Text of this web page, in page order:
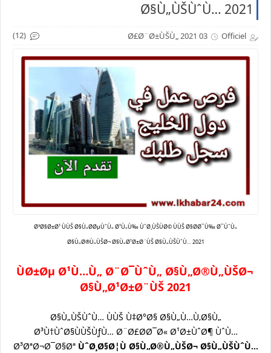
Ø§Ù„ÙŠÙˆÙ… 2021
Officiel
03 Ø£Ø¨Ø±ÙŠÙ„ 2021
(12)
Ø³Ø§Ø±Ø¹ ÙÙŠ Ø§Ù„Ø­ØµÙˆÙ„ Ø¹Ù„Ù‰ ÙˆØ¸ÙŠÙØ© ÙÙŠ Ø§Ø­Ø¯Ù‰ Ø¯ÙˆÙ„
Ø§Ù„Ø®Ù„ÙŠØ¬ Ø§Ù„Ø¹Ø±Ø¨ÙŠ Ø§Ù„ÙŠÙˆÙ… 2021
ÙØ±Øµ Ø¹Ù…Ù„ Ø¨Ø¯ÙˆÙ„ Ø§Ù„Ø®Ù„ÙŠØ¬
Ø§Ù„Ø¹Ø±Ø¨ÙŠ 2021
Ø§Ù„ÙŠÙˆÙ… ÙÙŠ Ù‡Ø°Ø§ Ø§Ù„Ù…Ù‚Ø§Ù„
Ø³Ù†ÙˆØ§ÙÙŠÙƒÙ… Ø¨Ø£Ø­Ø¯Ø« Ø¹Ø±ÙˆØ¶ ÙˆÙ…
Ø³ØªØ¬Ø¯Ø§Øª ÙˆØ¸Ø§Ø¦Ù Ø§Ù„Ø®Ù„ÙŠØ¬ Ø§Ù„ÙŠÙˆÙ…